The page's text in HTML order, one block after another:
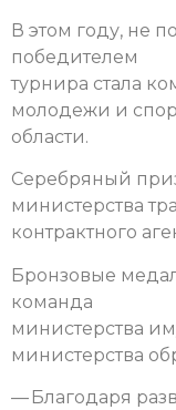
В этом году, не
победителем
турнира стала
молодежи и
области.
Серебряный
министерства
контрактного
Бронзовые
команда
министерства
министерства
— Благодаря